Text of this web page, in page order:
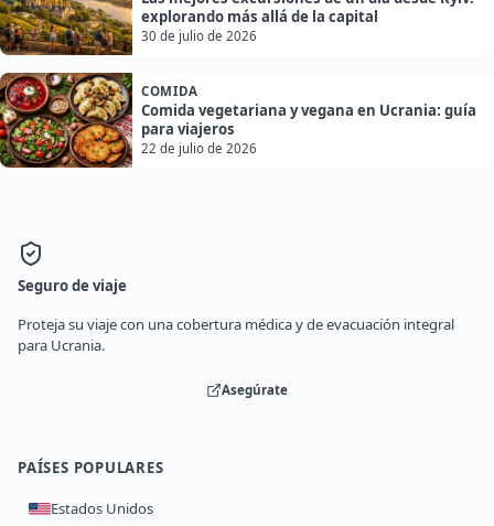
explorando más allá de la capital
30 de julio de 2026
COMIDA
Comida vegetariana y vegana en Ucrania: guía
para viajeros
22 de julio de 2026
Seguro de viaje
Proteja su viaje con una cobertura médica y de evacuación integral
para Ucrania.
Asegúrate
PAÍSES POPULARES
Estados Unidos